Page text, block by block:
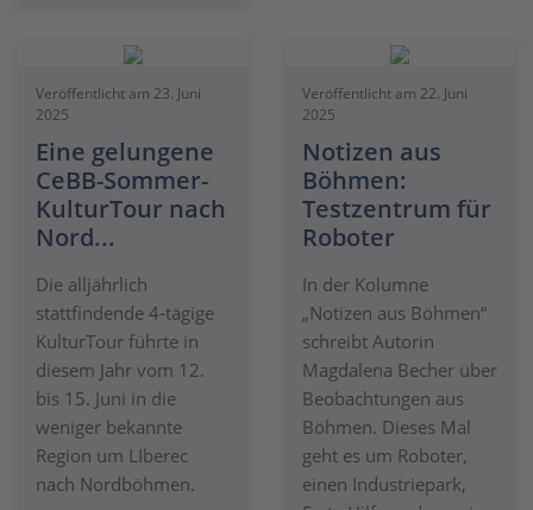
Veröffentlicht am 23. Juni
2025
Eine gelungene
CeBB-Sommer-
KulturTour nach
Nord...
Die alljährlich
stattfindende 4-tägige
KulturTour führte in
diesem Jahr vom 12.
bis 15. Juni in die
weniger bekannte
Region um LIberec
nach Nordböhmen.
Veröffentlicht am 22. Juni
2025
Notizen aus
Böhmen:
Testzentrum für
Roboter
In der Kolumne
„Notizen aus Böhmen“
schreibt Autorin
Magdalena Becher über
Beobachtungen aus
Böhmen. Dieses Mal
geht es um Roboter,
einen Industriepark,